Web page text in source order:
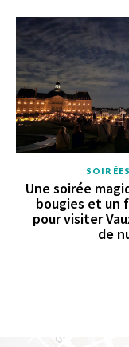
Une soirée
bougies et un
pour visiter
de